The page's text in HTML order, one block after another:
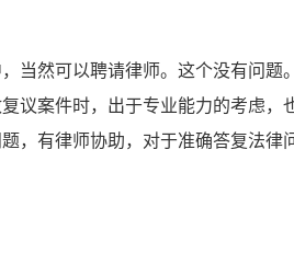
当然可以聘请律师。这个没有问题
议案件时，出于专业能力的考虑，
，有律师协助，对于准确答复法律